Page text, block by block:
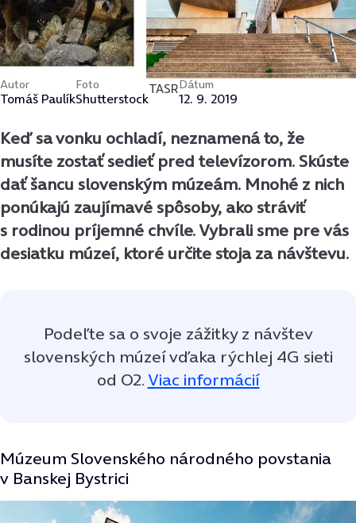
Autor
Tomáš Paulík
Foto
Shutterstock
TASRDátum
12. 9. 2019
Keď sa vonku ochladí, neznamená to, že
musíte zostať sedieť pred televízorom. Skúste
dať šancu slovenským múzeám. Mnohé z nich
ponúkajú zaujímavé spôsoby, ako stráviť
s rodinou príjemné chvíle. Vybrali sme pre vás
desiatku múzeí, ktoré určite stoja za návštevu.
Podeľte sa o svoje zážitky z návštev
slovenských múzeí vďaka rýchlej 4G sieti
od O2. Viac informácií
Múzeum Slovenského národného povstania
v Banskej Bystrici